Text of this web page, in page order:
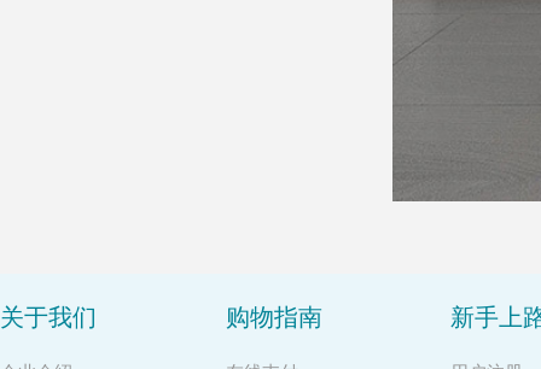
关于我们 购物指南 新手上